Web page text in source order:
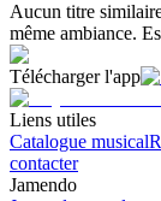
Aucun titre
même ambiance.
Télécharger l'app
Liens utiles
Catalogue musical
contacter
Jamendo